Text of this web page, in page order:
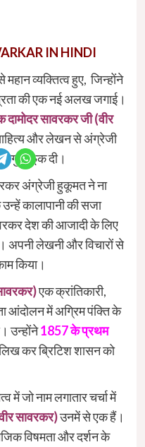
IN HINDI
व्यक्तित्व हुए, जिन्होंने
की एक नई अलख जगाई।
दामोदर सावरकर जी (वीर
और लेखन से अंग्रेजी
फूंक दी।
अंग्रेजी हुकूमत ने ना
कालापानी की सजा
देश की आजादी के लिए
अपनी लेखनी और विचारों से
किया।
एक क्रांतिकारी,
आंदोलन में अग्रिम पंक्ति के
उन्होंने1857 के प्रथम
कर ब्रिटिश शासन को
में जो नाम लगातार चर्चा में
सावरकर)उनमें से एक हैं।
विषमता और दर्शन के